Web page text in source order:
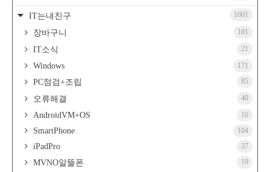
IT는내친구 1601
장바구니 181
IT소식 21
Windows 171
PC점검+조립 85
오류해결 40
AndroidVM+OS 16
SmartPhone 104
iPadPro 37
MVNO알뜰폰 19